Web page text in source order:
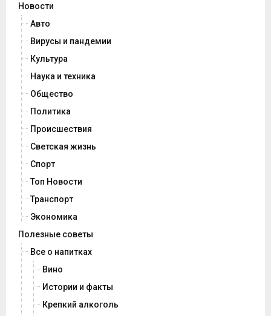
Новости
Авто
Вирусы и пандемии
Культура
Наука и техника
Общество
Политика
Происшествия
Светская жизнь
Спорт
Топ Новости
Транспорт
Экономика
Полезные советы
Все о напитках
Вино
Истории и факты
Крепкий алкоголь